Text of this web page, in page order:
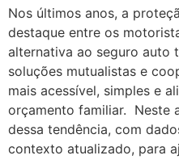
Nos últimos anos, a
destaque entre os
alternativa ao seguro auto
soluções mutualistas e
mais acessível, simples e
orçamento familiar. Neste
dessa tendência, com
contexto atualizado, para